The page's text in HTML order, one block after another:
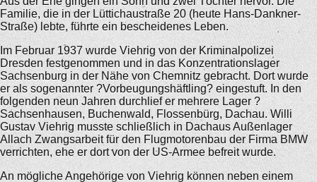
Familie, die in der Lüttichaustraße 20 (heute Hans-Dankner-
Straße) lebte, führte ein bescheidenes Leben.
Im Februar 1937 wurde Viehrig von der Kriminalpolizei
Dresden festgenommen und in das Konzentrationslager
Sachsenburg in der Nähe von Chemnitz gebracht. Dort wurde
er als sogenannter ?Vorbeugungshäftling? eingestuft. In den
folgenden neun Jahren durchlief er mehrere Lager ?
Sachsenhausen, Buchenwald, Flossenbürg, Dachau. Willi
Gustav Viehrig musste schließlich in Dachaus Außenlager
Allach Zwangsarbeit für den Flugmotorenbau der Firma BMW
verrichten, ehe er dort von der US-Armee befreit wurde.
An mögliche Angehörige von Viehrig können neben einem